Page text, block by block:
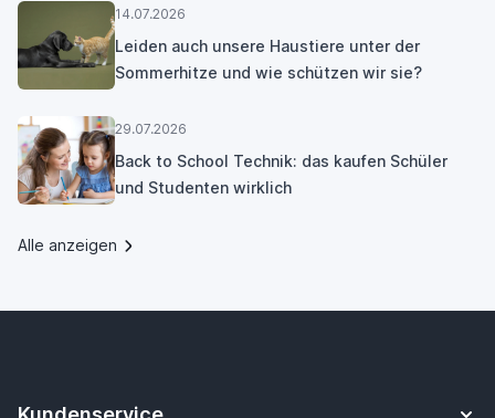
14.07.2026
Leiden auch unsere Haustiere unter der
Sommerhitze und wie schützen wir sie?
29.07.2026
Back to School Technik: das kaufen Schüler
und Studenten wirklich
Alle anzeigen